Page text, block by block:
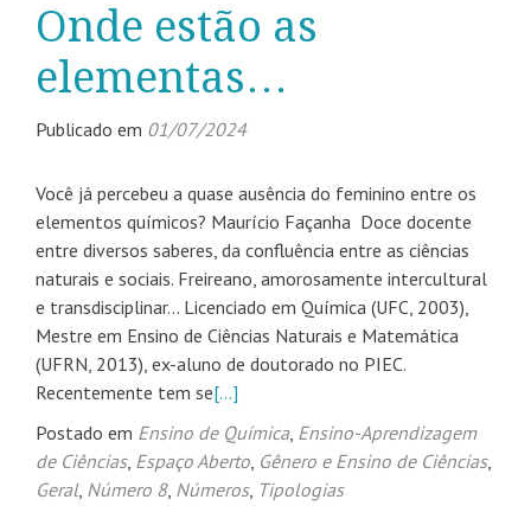
Onde estão as
elementas…
Publicado em 01/07/2024
Você já percebeu a quase ausência do feminino entre os
elementos químicos? Maurício Façanha Doce docente
entre diversos saberes, da confluência entre as ciências
naturais e sociais. Freireano, amorosamente intercultural
e transdisciplinar… Licenciado em Química (UFC, 2003),
Mestre em Ensino de Ciências Naturais e Matemática
(UFRN, 2013), ex-aluno de doutorado no PIEC.
Recentemente tem se[…]
Postado em Ensino de Química, Ensino-Aprendizagem
de Ciências, Espaço Aberto, Gênero e Ensino de Ciências,
Geral, Número 8, Números, Tipologias